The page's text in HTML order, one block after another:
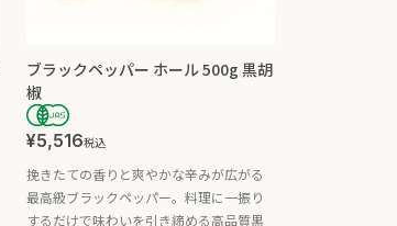
ブラックペッパー ホール 500g 黒胡
椒
¥5,516税込
挽きたての香りと爽やかな辛みが広がる
最高級ブラックペッパー。料理に一振り
するだけで味わいを引き締める高品質黒